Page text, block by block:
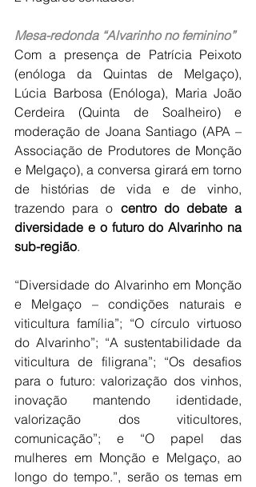
Mesa-redonda “Alvarinho no feminino”
Com a presença de Patrícia Peixoto
(enóloga da Quintas de Melgaço),
Lúcia Barbosa (Enóloga), Maria João
Cerdeira (Quinta de Soalheiro) e
moderação de Joana Santiago (APA –
Associação de Produtores de Monção
e Melgaço), a conversa girará em torno
de histórias de vida e de vinho,
trazendo para o centro do debate a
diversidade e o futuro do Alvarinho na
sub-região.
“Diversidade do Alvarinho em Monção
e Melgaço – condições naturais e
viticultura família”; “O círculo virtuoso
do Alvarinho”; “A sustentabilidade da
viticultura de filigrana”; “Os desafios
para o futuro: valorização dos vinhos,
inovação mantendo identidade,
valorização dos viticultores,
comunicação”; e “O papel das
mulheres em Monção e Melgaço, ao
longo do tempo.”, serão os temas em